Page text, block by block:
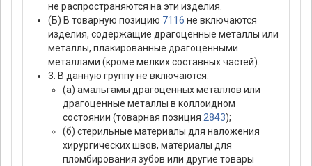
не распространяются на эти изделия.
(Б) В товарную позицию 7116 не включаются
изделия, содержащие драгоценные металлы или
металлы, плакированные драгоценными
металлами (кроме мелких составных частей).
3. В данную группу не включаются:
(а) амальгамы драгоценных металлов или
драгоценные металлы в коллоидном
состоянии (товарная позиция 2843);
(б) стерильные материалы для наложения
хирургических швов, материалы для
пломбирования зубов или другие товары